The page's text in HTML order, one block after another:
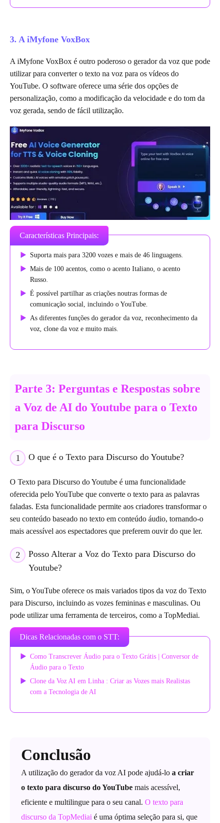
3. A iMyfone VoxBox
A iMyfone VoxBox é outro poderoso o gerador da voz que pode
utilizar para converter o texto na voz para os vídeos do
YouTube. O software oferece uma série dos opções de
personalização, como a modificação da velocidade e do tom da
voz gerada, sendo de fácil utilização.
Características Principais:
Suporta mais para 3200 vozes e mais de 46 linguagens.
Mais de 100 acentos, como o acento Italiano, o acento
Russo.
É possível partilhar as criações noutras formas de
comunicação social, incluindo o YouTube.
As diferentes funções do gerador da voz, reconhecimento da
voz, clone da voz e muito mais.
Parte 3: Perguntas e Respostas sobre
a Voz de AI do Youtube para o Texto
para Discurso
1 O que é o Texto para Discurso do Youtube?
O Texto para Discurso do Youtube é uma funcionalidade
oferecida pelo YouTube que converte o texto para as palavras
faladas. Esta funcionalidade permite aos criadores transformar o
seu conteúdo baseado no texto em conteúdo áudio, tornando-o
mais acessível aos espectadores que preferem ouvir do que ler.
2
Posso Alterar a Voz do Texto para Discurso do
Youtube?
Sim, o YouTube oferece os mais variados tipos da voz do Texto
para Discurso, incluindo as vozes femininas e masculinas. Ou
pode utilizar uma ferramenta de terceiros, como a TopMediai.
Dicas Relacionadas com o STT:
Como Transcrever Áudio para o Texto Grátis | Conversor de
Áudio para o Texto
Clone da Voz AI em Linha : Criar as Vozes mais Realistas
com a Tecnologia de AI
Conclusão
A utilização do gerador da voz AI pode ajudá-lo a criar
o texto para discurso do YouTube mais acessível,
eficiente e multilingue para o seu canal. O texto para
discurso da TopMediai é uma óptima seleção para si, que